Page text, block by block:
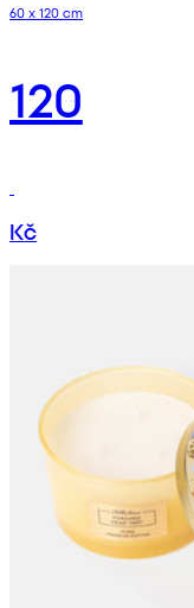
60 x 120 cm
120
Kč